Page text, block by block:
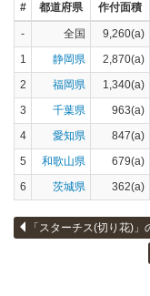
# 都道府県 作付面積
- 全国 9,260(a)
1
静岡県 2,870(a)
2
福岡県 1,340(a)
3
千葉県 963(a)
4
愛知県 847(a)
5
和歌山県 679(a)
6
茨城県 362(a)
「スターチス(切り花)